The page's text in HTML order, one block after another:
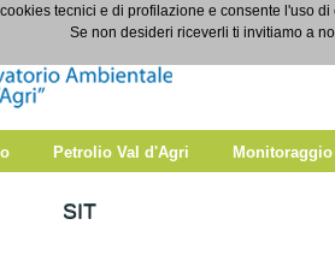
Petrolio Val d'Agri Monitoraggio
SIT
tecnici e di profilazione e consente l'uso
Se non desideri riceverli ti invitiamo a